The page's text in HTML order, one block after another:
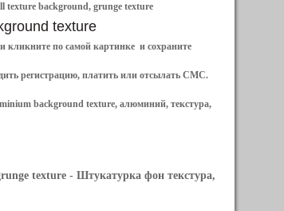
texture background, grunge texture
texture
кликните по самой картинке и сохраните
регистрацию, платить или отсылать СМС.
background texture, алюминий, текстура,
texture - Штукатурка фон текстура,